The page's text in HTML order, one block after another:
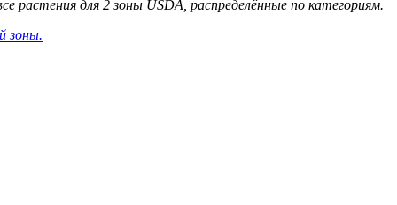
растения для 2 зоны USDA, распределённые по категориям.
зоны.